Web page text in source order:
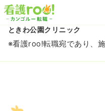
ときわ公園クリニック
※看護roo!転職宛であり、